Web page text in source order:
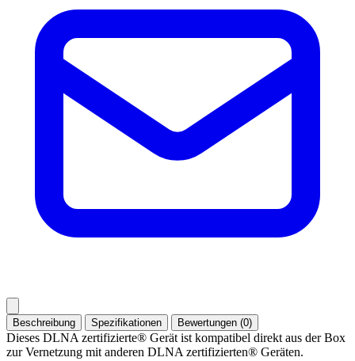
Beschreibung Spezifikationen Bewertungen (0)
Dieses DLNA zertifizierte® Gerät ist kompatibel direkt aus der Box
zur Vernetzung mit anderen DLNA zertifizierten® Geräten.